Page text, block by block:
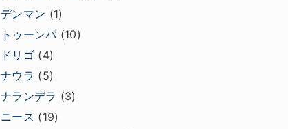
デンマン (1)
トゥーンバ(10)
ドリゴ(4)
ナウラ (5)
ナランデラ (3)
ニース (19)